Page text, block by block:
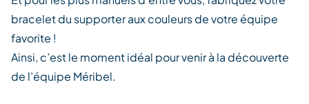
bracelet du supporter aux couleurs de votre équipe
favorite !
Ainsi, c’est le moment idéal pour venir à la découverte
de l’équipe Méribel.